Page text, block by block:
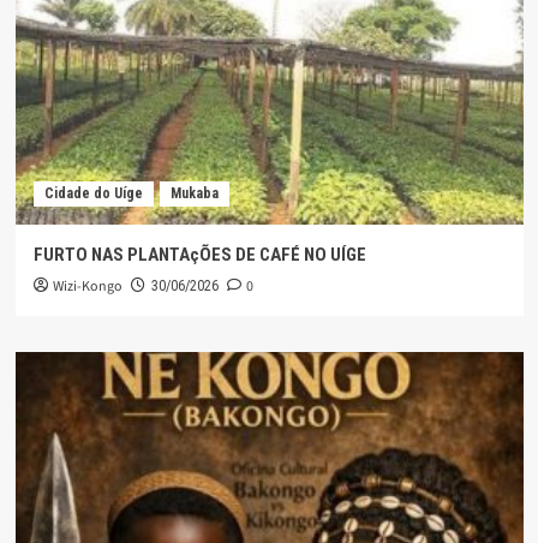
Cidade do Uíge Mukaba
FURTO NAS PLANTAçÕES DE CAFÉ NO UÍGE
Wizi-Kongo 30/06/2026 0